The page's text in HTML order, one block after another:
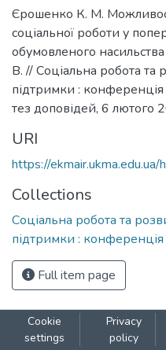
Єрошенко К. М.
соціальної роботи у
обумовленого
В. // Соціальна робота та
підтримки :
тез доповідей, 6
URI
https://
Collections
Соціальна робота та
підтримки :
Full item page
Cookie
settings
Privacy
policy